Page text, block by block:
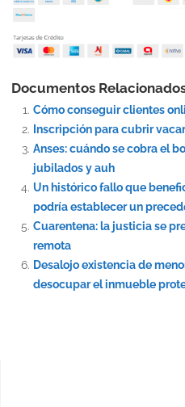
Documentos
Cómo conseguir clientes
Inscripción para cubrir
Anses: cuándo se cobra el
jubilados y auh
Un histórico fallo que
podría establecer un
Cuarentena: la justicia se
remota
Desalojo existencia de
desocupar el inmueble